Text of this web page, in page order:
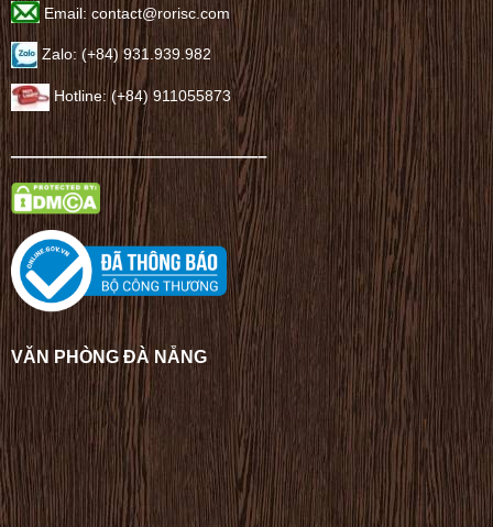
Email: contact@rorisc.com
Zalo: (+84) 931.939.982
Hotline: (+84) 911055873
——————————————–
VĂN PHÒNG ĐÀ NẴNG